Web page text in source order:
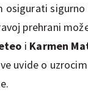
osigurati
prehrani
i Karmen
uvide o